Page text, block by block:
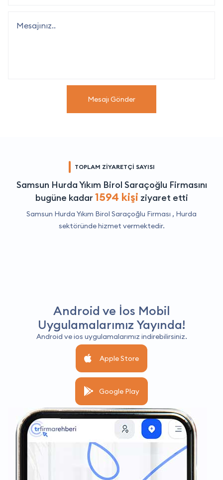
Mesajı Gönder
TOPLAM ZİYARETÇİ SAYISI
Samsun Hurda Yıkım Birol Saraçoğlu Firmasını
bugüne kadar 1594 kişi ziyaret etti
Samsun Hurda Yıkım Birol Saraçoğlu Firması , Hurda
sektöründe hizmet vermektedir.
Android ve İos Mobil
Uygulamalarımız Yayında!
Android ve ios uygulamalarımız indirebilirsiniz.
Apple Store
Google Play